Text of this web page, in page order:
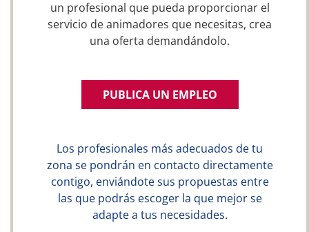
un profesional que pueda proporcionar el
servicio de animadores que necesitas, crea
una oferta demandándolo.
PUBLICA UN EMPLEO
Los profesionales más adecuados de tu
zona se pondrán en contacto directamente
contigo, enviándote sus propuestas entre
las que podrás escoger la que mejor se
adapte a tus necesidades.